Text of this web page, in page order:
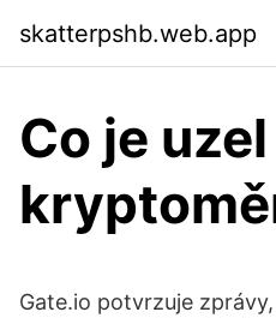
skatterpshb.web.app
Co je uzel
Gate.io potvrzuje